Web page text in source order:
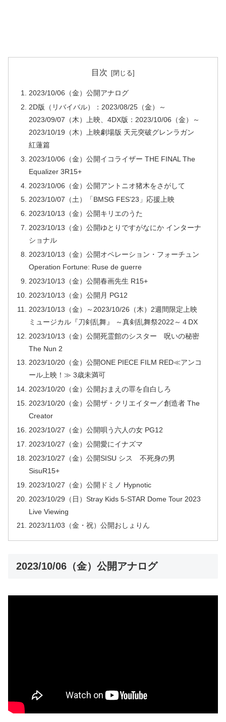
目次
2023/10/06（金）公開アナログ
2D版（リバイバル）：2023/08/25（金）～
2023/09/07（木）上映、4DX版：2023/10/06（金）～
2023/10/19（木）上映劇場版 天元突破グレンラガン
紅蓮篇
2023/10/06（金）公開イコライザー THE FINAL The
Equalizer 3R15+
2023/10/06（金）公開アントニオ猪木をさがして
2023/10/07（土）「BMSG FES’23」応援上映
2023/10/13（金）公開キリエのうた
2023/10/13（金）公開ゆとりですがなにか インターナ
ショナル
2023/10/13（金）公開オペレーション・フォーチュン
Operation Fortune: Ruse de guerre
2023/10/13（金）公開春画先生 R15+
2023/10/13（金）公開月 PG12
2023/10/13（金）～2023/10/26（木）2週間限定上映
ミュージカル『刀剣乱舞』 ～真剣乱舞祭2022～４DX
2023/10/13（金）公開死霊館のシスター 呪いの秘密
The Nun 2
2023/10/20（金）公開ONE PIECE FILM RED≪アンコ
ール上映！≫ 3歳未満可
2023/10/20（金）公開おまえの罪を自白しろ
2023/10/20（金）公開ザ・クリエイター／創造者 The
Creator
2023/10/27（金）公開唄う六人の女 PG12
2023/10/27（金）公開愛にイナズマ
2023/10/27（金）公開SISU シス 不死身の男
SisuR15+
2023/10/27（金）公開ドミノ Hypnotic
2023/10/29（日）Stray Kids 5-STAR Dome Tour 2023
Live Viewing
2023/11/03（金・祝）公開おしょりん
2023/10/06（金）公開アナログ